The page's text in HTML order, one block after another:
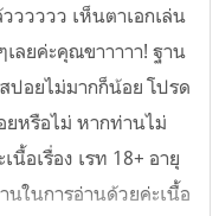
วววว เห็นตาเอกเล่น
ลยค่ะคุณขาาาาา! ฐาน
ปอยไม่มากก็น้อย โปรด
หรือไม่ หากท่านไม่
อเรื่อง เรท 18+ อายุ
ในการอ่านด้วยค่ะเนื้อ